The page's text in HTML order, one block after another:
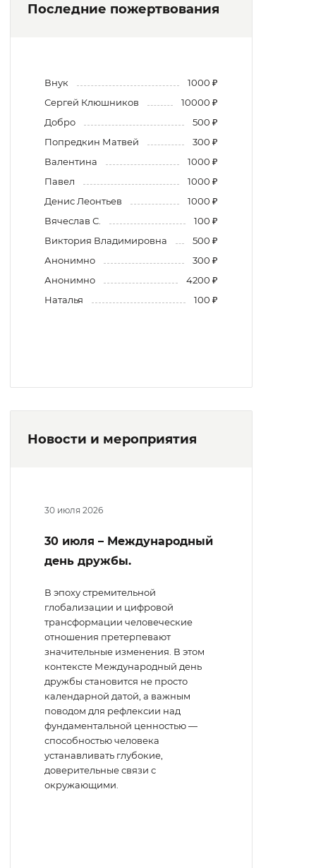
Последние пожертвования
Внук
1000 ₽
Сергей Клюшников
10000 ₽
Добро
500 ₽
Попредкин Матвей
300 ₽
Валентина
1000 ₽
Павел
1000 ₽
Денис Леонтьев
1000 ₽
Вячеслав С.
100 ₽
Виктория Владимировна
500 ₽
Анонимно
300 ₽
Анонимно
4200 ₽
Наталья
100 ₽
Новости и мероприятия
30 июля 2026
30 июля – Международный
день дружбы.
В эпоху стремительной
глобализации и цифровой
трансформации человеческие
отношения претерпевают
значительные изменения. В этом
контексте Международный день
дружбы становится не просто
календарной датой, а важным
поводом для рефлексии над
фундаментальной ценностью —
способностью человека
устанавливать глубокие,
доверительные связи с
окружающими.